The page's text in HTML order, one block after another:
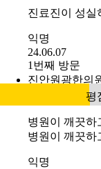
진료진이 성실
익명
24.06.07
1번째 방문
진안원광한의
평
병원이 깨끗하
병원이 깨끗하
익명